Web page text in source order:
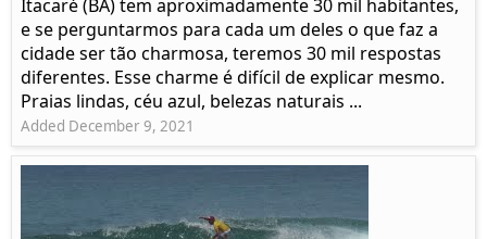
Itacaré (BA) tem aproximadamente 30 mil habitantes,
e se perguntarmos para cada um deles o que faz a
cidade ser tão charmosa, teremos 30 mil respostas
diferentes. Esse charme é difícil de explicar mesmo.
Praias lindas, céu azul, belezas naturais ...
Added December 9, 2021